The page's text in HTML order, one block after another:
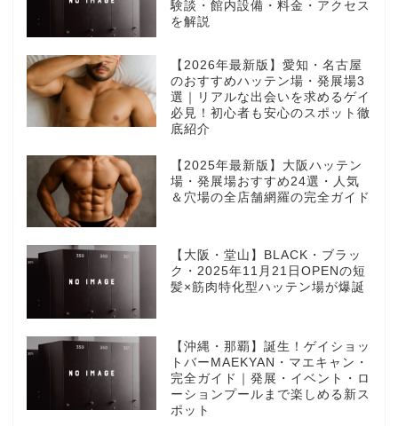
験談・館内設備・料金・アクセス
を解説
【2026年最新版】愛知・名古屋
のおすすめハッテン場・発展場3
選｜リアルな出会いを求めるゲイ
必見！初心者も安心のスポット徹
底紹介
【2025年最新版】大阪ハッテン
場・発展場おすすめ24選・人気
＆穴場の全店舗網羅の完全ガイド
【大阪・堂山】BLACK・ブラッ
ク・2025年11月21日OPENの短
髪×筋肉特化型ハッテン場が爆誕
【沖縄・那覇】誕生！ゲイショッ
トバーMAEKYAN・マエキャン・
完全ガイド｜発展・イベント・ロ
ーションプールまで楽しめる新ス
ポット